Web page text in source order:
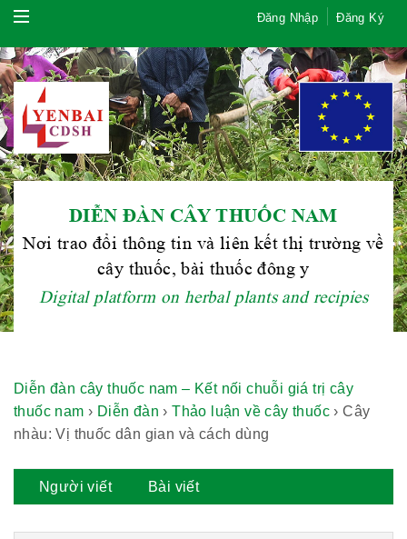
Đăng Nhập Đăng Ký
DIỄN ĐÀN CÂY THUỐC NAM
Nơi trao đổi thông tin và liên kết thị trường về
cây thuốc, bài thuốc đông y
Digital platform on herbal plants and recipies
Diễn đàn cây thuốc nam – Kết nối chuỗi giá trị cây
thuốc nam › Diễn đàn › Thảo luận về cây thuốc › Cây
nhàu: Vị thuốc dân gian và cách dùng
Người viết Bài viết